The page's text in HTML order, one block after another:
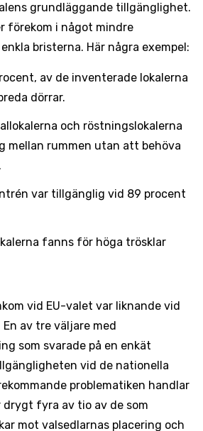
grundläggande tillgänglighet.
förekom i något mindre
bristerna. Här några exempel:
av de inventerade lokalerna
dörrar.
och röstningslokalerna
mellan rummen utan att behöva
var tillgänglig vid 89 procent
fanns för höga trösklar
vid EU-valet var liknande vid
av tre väljare med
som svarade på en enkät
vid de nationella
problematiken handlar
drygt fyra av tio av de som
mot valsedlarnas placering och